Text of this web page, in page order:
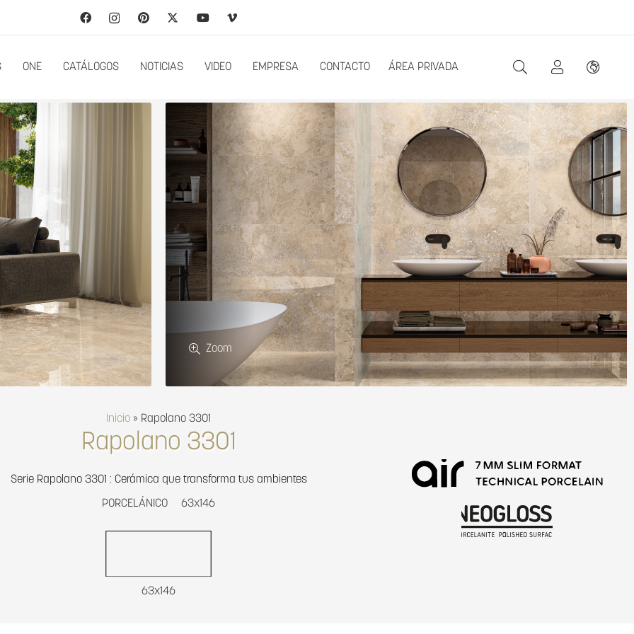
ONE CATÁLOGOS NOTICIAS VIDEO EMPRESA CONTACTO ÁREA PRIVADA
Zoom
Inicio » Rapolano 3301
Rapolano 3301
Serie Rapolano 3301 : Cerámica que transforma tus ambientes
PORCELÁNICO 63x146
63x146